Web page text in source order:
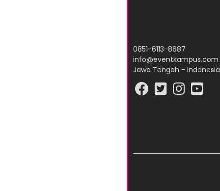
0851-6113-8687
info@eventkampus.com
Jawa Tengah - Indonesia